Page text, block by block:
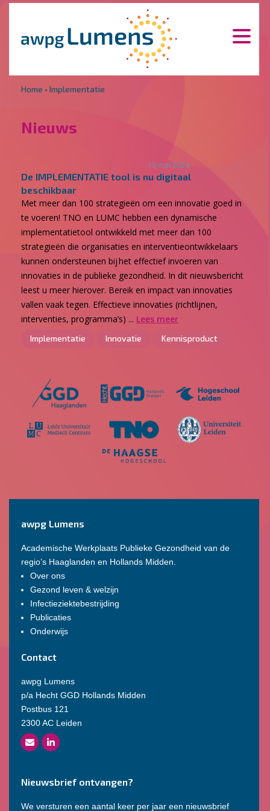
Home • Implementatie
Nieuws
19 mei 2024
De IMPLEMENTATIE tool is nu digitaal
beschikbaar
Met meer dan 100 strategieën om een innovatie goed in
te voeren! TNO en LUMC hebben een dynamische
implementatietool ontwikkeld met meer dan 100
strategieën die organisaties en interventieontwikkelaars
kunnen ondersteunen bij het effectief invoeren van
innovaties in de publieke gezondheid. In dit nieuwsbericht
leest u meer hierover. Bereik en impact van innovaties
vallen vaak tegen. Effectieve innovaties (richtlijnen,
interventies, programma’s) ... Lees meer
Implementatie Innovatie Kennisproduct
awpg Lumens
Academische Werkplaats Publieke Gezondheid van de
regio’s Haaglanden en Hollands Midden.
Over ons
Gezond leven & welzijn
Infectieziektebestrijding
Publicaties
Onderwijs
Contact
awpg Lumens
p/a Hecht GGD Hollands Midden
Postbus 121
2300 AC Leiden
Nieuwsbrief ontvangen?
We versturen een aantal keer per jaar een nieuwsbrief